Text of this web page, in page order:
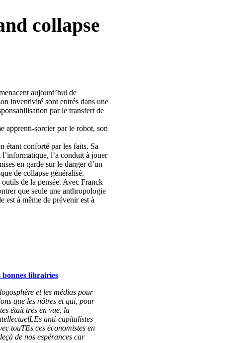
collapse
aujourd’hui de
inventivité sont entrés dans une
par le transfert de
apprenti-sorcier par le robot, son
étant conforté par les faits. Sa
l’a conduit à jouer
en garde sur le danger d’un
de collapse généralisé.
de la pensée. Avec Franck
que seule une anthropologie
est à même de prévenir est à
bonnes librairies
et les médias pour
que les nôtres et qui, pour
était très en vue, la
anti-capitalistes
touTEs ces économistes en
de nos espérances car